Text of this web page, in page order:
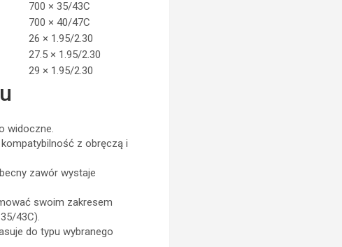
700 × 35/43C
700 × 40/47C
26 × 1.95/2.30
27.5 × 1.95/2.30
29 × 1.95/2.30
widoczne.
z obręczą i
zawór wystaje
swoim zakresem
43C).
do typu wybranego